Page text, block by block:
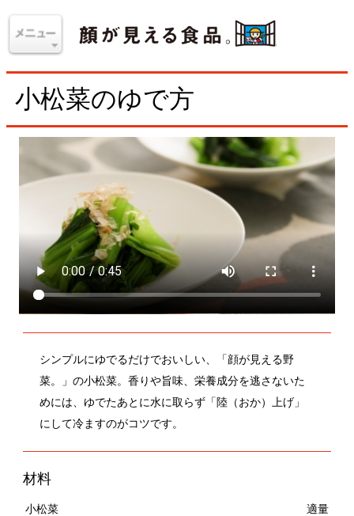
小松菜のゆで方
めには、ゆでたあとに水に取らず「陸（おか）上げ」
にして冷ますのがコツです。
材料
小松菜 適量
塩
作り方